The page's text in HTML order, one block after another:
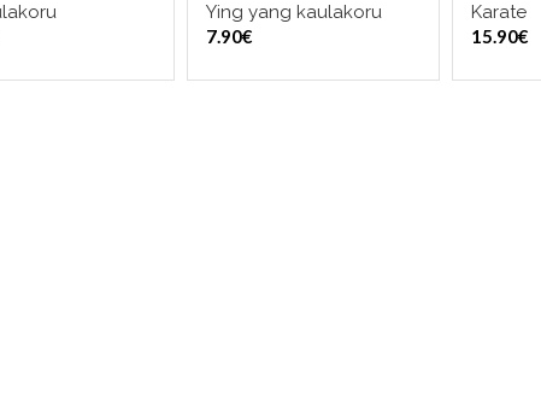
OSTOSKORIIN LISÄÄ OSTOSKORIIN
Ying yang kaulakoru
7.90€
Karate
15.90€